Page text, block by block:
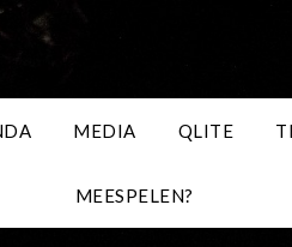
MEDIA QLITE
MEESPELEN?